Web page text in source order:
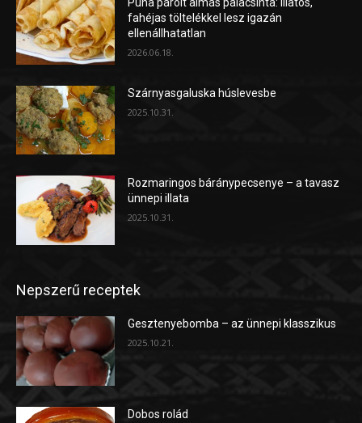
fahéjas töltelékkel lesz igazán
ellenállhatatlan
2026.06.18.
Szárnyasgaluska húslevesbe
2025.10.31.
Rozmaringos báránypecsenye – a tavasz
ünnepi illata
2025.10.31.
Nepszerű receptek
Gesztenyebomba – az ünnepi klasszikus
2025.10.21.
Dobos rolád